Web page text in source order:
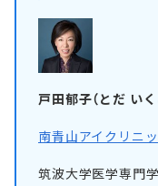
戸田郁子（とだ いく
南青山アイクリニ
筑波大学医学専門